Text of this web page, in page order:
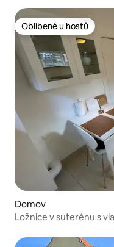
Oblíbené u hostů
Oblíbené u hostů
Domov
Ložnice v suterénu s